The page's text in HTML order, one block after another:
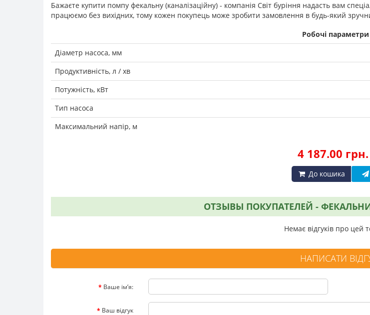
Бажаєте купити помпу фекальну (каналізаційну) - компанія Світ буріння надасть вам
працюємо без вихідних, тому кожен покупець може зробити замовлення в будь-який
Робочі параметри
Діаметр насоса, мм
Продуктивність, л / хв
Потужність, кВт
Тип насоса
Максимальний напір, м
4 187.00 грн.
До кошика
ОТЗЫВЫ ПОКУПАТЕЛЕЙ -
Немає відгуків про цей
НАПИСАТИ
Ваше ім’я:
Ваш відгук